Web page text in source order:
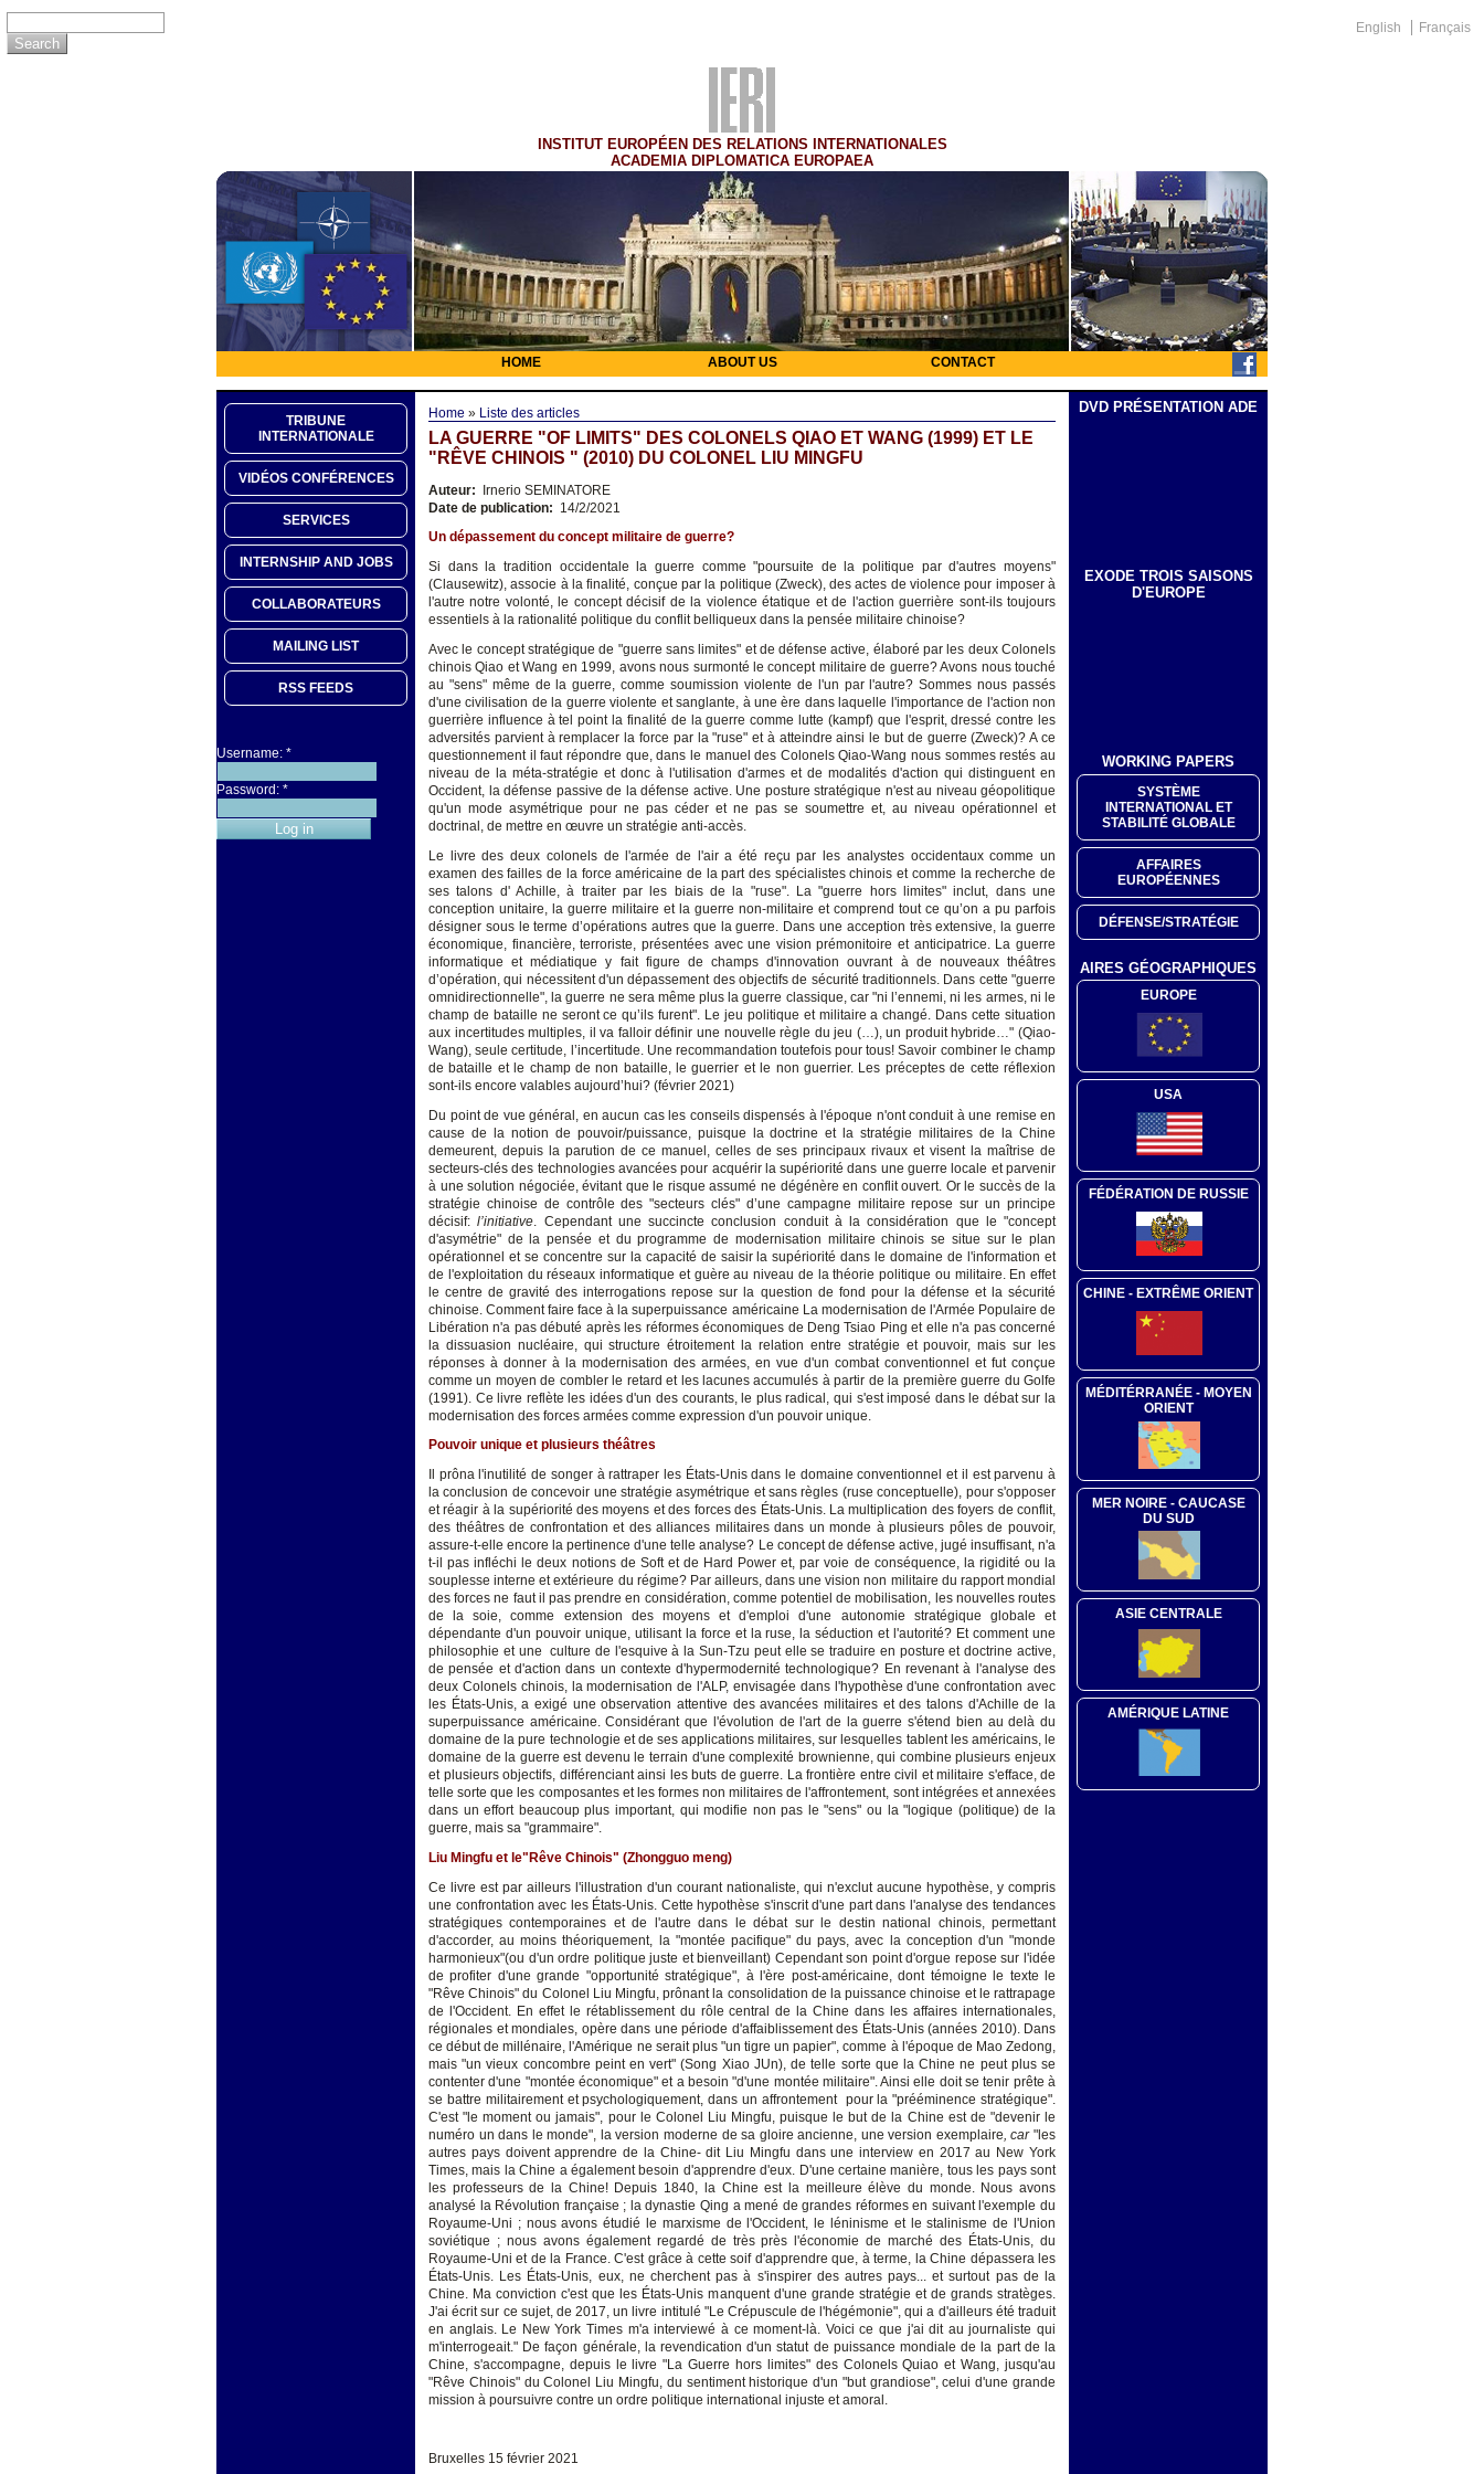
English Français
INSTITUT EUROPÉEN DES RELATIONS INTERNATIONALES
ACADEMIA DIPLOMATICA EUROPAEA
HOME ABOUT US CONTACT
TRIBUNE
INTERNATIONALE
VIDÉOS CONFÉRENCES
SERVICES
INTERNSHIP AND JOBS
COLLABORATEURS
MAILING LIST
RSS FEEDS
Username: *
Password: *
Home » Liste des articles
LA GUERRE "OF LIMITS" DES COLONELS QIAO ET WANG (1999) ET LE
"RÊVE CHINOIS " (2010) DU COLONEL LIU MINGFU
Auteur: Irnerio SEMINATORE
Date de publication: 14/2/2021
Un dépassement du concept militaire de guerre?
Si dans la tradition occidentale la guerre comme "poursuite de la politique par d'autres moyens"
(Clausewitz), associe à la finalité, conçue par la politique (Zweck), des actes de violence pour imposer à
l'autre notre volonté, le concept décisif de la violence étatique et de l'action guerrière sont-ils toujours
essentiels à la rationalité politique du conflit belliqueux dans la pensée militaire chinoise?
Avec le concept stratégique de "guerre sans limites" et de défense active, élaboré par les deux Colonels
chinois Qiao et Wang en 1999, avons nous surmonté le concept militaire de guerre? Avons nous touché
au "sens" même de la guerre, comme soumission violente de l'un par l'autre? Sommes nous passés
d'une civilisation de la guerre violente et sanglante, à une ère dans laquelle l'importance de l'action non
guerrière influence à tel point la finalité de la guerre comme lutte (kampf) que l'esprit, dressé contre les
adversités parvient à remplacer la force par la "ruse" et à atteindre ainsi le but de guerre (Zweck)? A ce
questionnement il faut répondre que, dans le manuel des Colonels Qiao-Wang nous sommes restés au
niveau de la méta-stratégie et donc à l'utilisation d'armes et de modalités d'action qui distinguent en
Occident, la défense passive de la défense active. Une posture stratégique n'est au niveau géopolitique
qu'un mode asymétrique pour ne pas céder et ne pas se soumettre et, au niveau opérationnel et
doctrinal, de mettre en œuvre un stratégie anti-accès.
Le livre des deux colonels de l'armée de l'air a été reçu par les analystes occidentaux comme un
examen des failles de la force américaine de la part des spécialistes chinois et comme la recherche de
ses talons d' Achille, à traiter par les biais de la "ruse". La "guerre hors limites" inclut, dans une
conception unitaire, la guerre militaire et la guerre non-militaire et comprend tout ce qu’on a pu parfois
désigner sous le terme d’opérations autres que la guerre. Dans une acception très extensive, la guerre
économique, financière, terroriste, présentées avec une vision prémonitoire et anticipatrice. La guerre
informatique et médiatique y fait figure de champs d'innovation ouvrant à de nouveaux théâtres
d’opération, qui nécessitent d'un dépassement des objectifs de sécurité traditionnels. Dans cette "guerre
omnidirectionnelle", la guerre ne sera même plus la guerre classique, car "ni l’ennemi, ni les armes, ni le
champ de bataille ne seront ce qu’ils furent". Le jeu politique et militaire a changé. Dans cette situation
aux incertitudes multiples, il va falloir définir une nouvelle règle du jeu (…), un produit hybride…" (Qiao-
Wang), seule certitude, l’incertitude. Une recommandation toutefois pour tous! Savoir combiner le champ
de bataille et le champ de non bataille, le guerrier et le non guerrier. Les préceptes de cette réflexion
sont-ils encore valables aujourd’hui? (février 2021)
Du point de vue général, en aucun cas les conseils dispensés à l'époque n'ont conduit à une remise en
cause de la notion de pouvoir/puissance, puisque la doctrine et la stratégie militaires de la Chine
demeurent, depuis la parution de ce manuel, celles de ses principaux rivaux et visent la maîtrise de
secteurs-clés des technologies avancées pour acquérir la supériorité dans une guerre locale et parvenir
à une solution négociée, évitant que le risque assumé ne dégénère en conflit ouvert. Or le succès de la
stratégie chinoise de contrôle des "secteurs clés" d’une campagne militaire repose sur un principe
décisif:l’initiative . Cependant une succincte conclusion conduit à la considération que le "concept
d'asymétrie" de la pensée et du programme de modernisation militaire chinois se situe sur le plan
opérationnel et se concentre sur la capacité de saisir la supériorité dans le domaine de l'information et
de l'exploitation du réseaux informatique et guère au niveau de la théorie politique ou militaire. En effet
le centre de gravité des interrogations repose sur la question de fond pour la défense et la sécurité
chinoise. Comment faire face à la superpuissance américaine La modernisation de l'Armée Populaire de
Libération n'a pas débuté après les réformes économiques de Deng Tsiao Ping et elle n'a pas concerné
la dissuasion nucléaire, qui structure étroitement la relation entre stratégie et pouvoir, mais sur les
réponses à donner à la modernisation des armées, en vue d'un combat conventionnel et fut conçue
comme un moyen de combler le retard et les lacunes accumulés à partir de la première guerre du Golfe
(1991). Ce livre reflète les idées d'un des courants, le plus radical, qui s'est imposé dans le débat sur la
modernisation des forces armées comme expression d'un pouvoir unique.
Pouvoir unique et plusieurs théâtres
Il prôna l'inutilité de songer à rattraper les États-Unis dans le domaine conventionnel et il est parvenu à
la conclusion de concevoir une stratégie asymétrique et sans règles (ruse conceptuelle), pour s'opposer
et réagir à la supériorité des moyens et des forces des États-Unis. La multiplication des foyers de conflit,
des théâtres de confrontation et des alliances militaires dans un monde à plusieurs pôles de pouvoir,
assure-t-elle encore la pertinence d'une telle analyse? Le concept de défense active, jugé insuffisant, n'a
t-il pas infléchi le deux notions de Soft et de Hard Power et, par voie de conséquence, la rigidité ou la
souplesse interne et extérieure du régime? Par ailleurs, dans une vision non militaire du rapport mondial
des forces ne faut il pas prendre en considération, comme potentiel de mobilisation, les nouvelles routes
de la soie, comme extension des moyens et d'emploi d'une autonomie stratégique globale et
dépendante d'un pouvoir unique, utilisant la force et la ruse, la séduction et l'autorité? Et comment une
philosophie et une culture de l'esquive à la Sun-Tzu peut elle se traduire en posture et doctrine active,
de pensée et d'action dans un contexte d'hypermodernité technologique? En revenant à l'analyse des
deux Colonels chinois, la modernisation de l'ALP, envisagée dans l'hypothèse d'une confrontation avec
les États-Unis, a exigé une observation attentive des avancées militaires et des talons d'Achille de la
superpuissance américaine. Considérant que l'évolution de l'art de la guerre s'étend bien au delà du
domaine de la pure technologie et de ses applications militaires, sur lesquelles tablent les américains, le
domaine de la guerre est devenu le terrain d'une complexité brownienne, qui combine plusieurs enjeux
et plusieurs objectifs, différenciant ainsi les buts de guerre. La frontière entre civil et militaire s'efface, de
telle sorte que les composantes et les formes non militaires de l'affrontement, sont intégrées et annexées
dans un effort beaucoup plus important, qui modifie non pas le "sens" ou la "logique (politique) de la
guerre, mais sa "grammaire".
Liu Mingfu et le"Rêve Chinois" (Zhongguo meng)
Ce livre est par ailleurs l'illustration d'un courant nationaliste, qui n'exclut aucune hypothèse, y compris
une confrontation avec les États-Unis. Cette hypothèse s'inscrit d'une part dans l'analyse des tendances
stratégiques contemporaines et de l'autre dans le débat sur le destin national chinois, permettant
d'accorder, au moins théoriquement, la "montée pacifique" du pays, avec la conception d'un "monde
harmonieux"(ou d'un ordre politique juste et bienveillant) Cependant son point d'orgue repose sur l'idée
de profiter d'une grande "opportunité stratégique", à l'ère post-américaine, dont témoigne le texte le
"Rêve Chinois" du Colonel Liu Mingfu, prônant la consolidation de la puissance chinoise et le rattrapage
de l'Occident. En effet le rétablissement du rôle central de la Chine dans les affaires internationales,
régionales et mondiales, opère dans une période d'affaiblissement des États-Unis (années 2010). Dans
ce début de millénaire, l'Amérique ne serait plus "un tigre un papier", comme à l'époque de Mao Zedong,
mais "un vieux concombre peint en vert" (Song Xiao JUn), de telle sorte que la Chine ne peut plus se
contenter d'une "montée économique" et a besoin "d'une montée militaire". Ainsi elle doit se tenir prête à
se battre militairement et psychologiquement, dans un affrontement pour la "prééminence stratégique".
C'est "le moment ou jamais", pour le Colonel Liu Mingfu, puisque le but de la Chine est de "devenir le
numéro un dans le monde", la version moderne de sa gloire ancienne, une version exemplaire, car"les
autres pays doivent apprendre de la Chine- dit Liu Mingfu dans une interview en 2017 au New York
Times, mais la Chine a également besoin d'apprendre d'eux. D'une certaine manière, tous les pays sont
les professeurs de la Chine! Depuis 1840, la Chine est la meilleure élève du monde. Nous avons
analysé la Révolution française ; la dynastie Qing a mené de grandes réformes en suivant l'exemple du
Royaume-Uni ; nous avons étudié le marxisme de l'Occident, le léninisme et le stalinisme de l'Union
soviétique ; nous avons également regardé de très près l'économie de marché des États-Unis, du
Royaume-Uni et de la France. C'est grâce à cette soif d'apprendre que, à terme, la Chine dépassera les
États-Unis. Les États-Unis, eux, ne cherchent pas à s'inspirer des autres pays... et surtout pas de la
Chine. Ma conviction c'est que les États-Unis manquent d'une grande stratégie et de grands stratèges.
J'ai écrit sur ce sujet, de 2017, un livre intitulé "Le Crépuscule de l'hégémonie", qui a d'ailleurs été traduit
en anglais. Le New York Times m'a interviewé à ce moment-là. Voici ce que j'ai dit au journaliste qui
m'interrogeait." De façon générale, la revendication d'un statut de puissance mondiale de la part de la
Chine, s'accompagne, depuis le livre "La Guerre hors limites" des Colonels Quiao et Wang, jusqu'au
"Rêve Chinois" du Colonel Liu Mingfu, du sentiment historique d'un "but grandiose", celui d'une grande
mission à poursuivre contre un ordre politique international injuste et amoral.
Bruxelles 15 février 2021
DVD PRÉSENTATION ADE
EXODE TROIS SAISONS
D'EUROPE
WORKING PAPERS
SYSTÈME
INTERNATIONAL ET
STABILITÉ GLOBALE
AFFAIRES
EUROPÉENNES
DÉFENSE/STRATÉGIE
AIRES GÉOGRAPHIQUES
EUROPE
USA
FÉDÉRATION DE RUSSIE
CHINE - EXTRÊME ORIENT
MÉDITÉRRANÉE - MOYEN
ORIENT
MER NOIRE - CAUCASE
DU SUD
ASIE CENTRALE
AMÉRIQUE LATINE